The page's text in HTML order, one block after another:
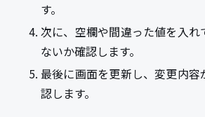
す。
次に、空欄や間違った値を入れ
ないか確認します。
最後に画面を更新し、変更内容
認します。